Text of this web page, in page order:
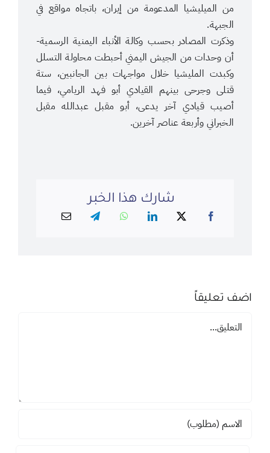
من الميليشيا المدعومة من إيران، باتجاه مواقع في
الجبهة.
وذكرت المصادر بحسب وكالة الأنباء اليمنية الرسمية-
أن وحدات من الجيش اليمني أحبطت محاولة التسلل
وكبدت المليشيا خلال مواجهات بين الجانبين، ستة
قتلى وجرحى بينهم القيادي أبو فهد الريامي، فيما
أصيب قيادي آخر يدعى، أبو مقبل عبدالله مقبل
الخبراني وأربعة عناصر آخرين.
شارك هذا الخبر
اضف تعليقاً
تعليق